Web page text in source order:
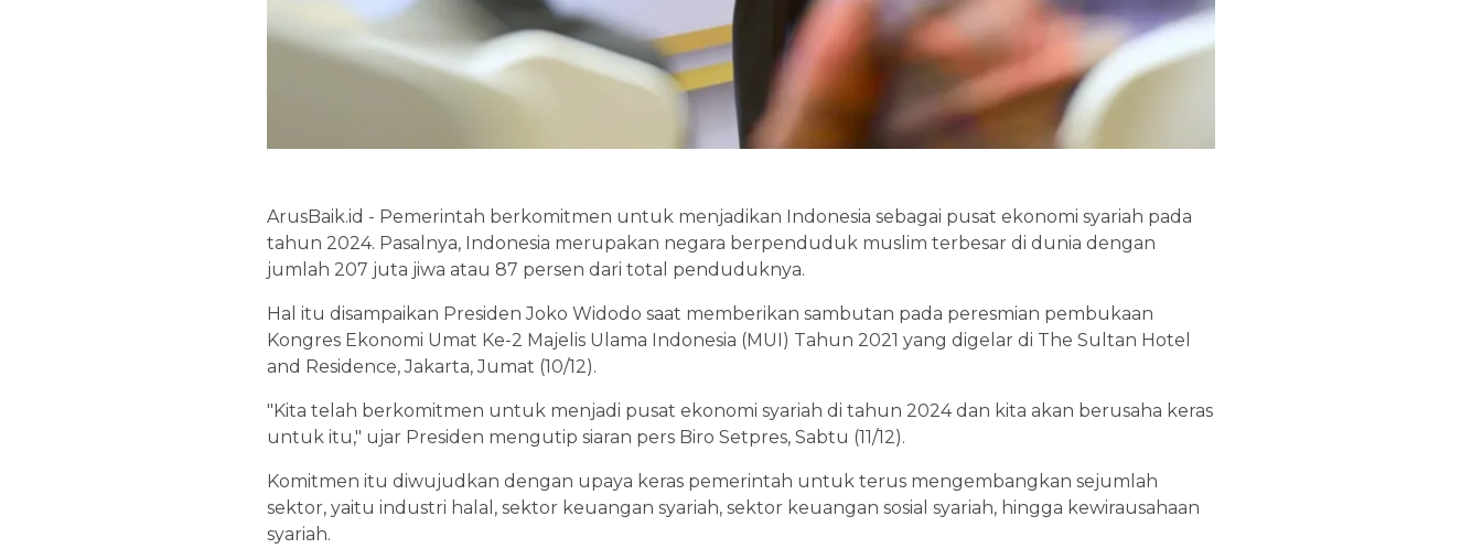
ArusBaik.id - Pemerintah berkomitmen untuk menjadikan Indonesia sebagai pusat ekonomi syariah pada
tahun 2024. Pasalnya, Indonesia merupakan negara berpenduduk muslim terbesar di dunia dengan
jumlah 207 juta jiwa atau 87 persen dari total penduduknya.
Hal itu disampaikan Presiden Joko Widodo saat memberikan sambutan pada peresmian pembukaan
Kongres Ekonomi Umat Ke-2 Majelis Ulama Indonesia (MUI) Tahun 2021 yang digelar di The Sultan Hotel
and Residence, Jakarta, Jumat (10/12).
"Kita telah berkomitmen untuk menjadi pusat ekonomi syariah di tahun 2024 dan kita akan berusaha keras
untuk itu," ujar Presiden mengutip siaran pers Biro Setpres, Sabtu (11/12).
Komitmen itu diwujudkan dengan upaya keras pemerintah untuk terus mengembangkan sejumlah
sektor, yaitu industri halal, sektor keuangan syariah, sektor keuangan sosial syariah, hingga kewirausahaan
syariah.